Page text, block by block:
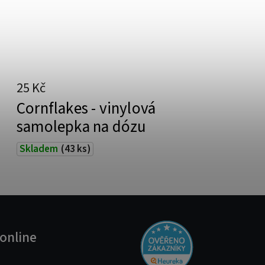
Cornflakes - vinylová
samolepka na dózu
Skladem (43 ks)
25 Kč